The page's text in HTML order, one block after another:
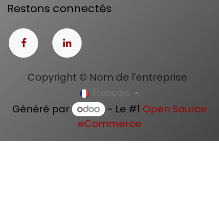
Restons connectés
Copyright © Nom de l'entreprise
Français
Généré par - Le #1 Open Source
eCommerce